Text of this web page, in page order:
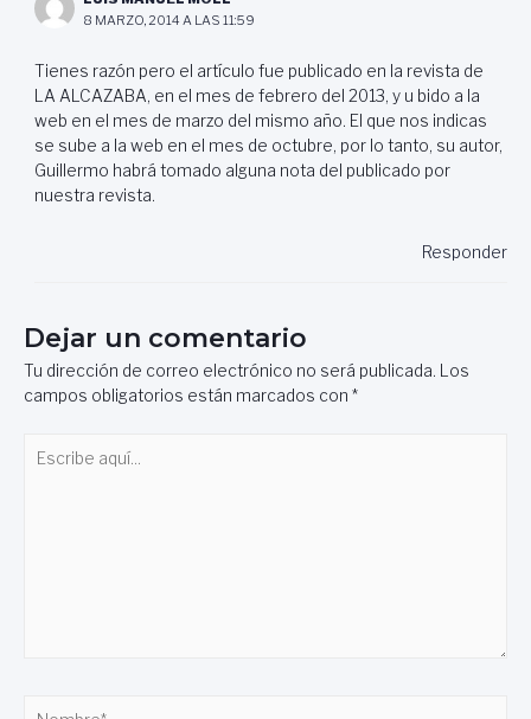
8 MARZO, 2014 A LAS 11:59
Tienes razón pero el artículo fue publicado en la revista de
LA ALCAZABA, en el mes de febrero del 2013, y u bido a la
web en el mes de marzo del mismo año. El que nos indicas
se sube a la web en el mes de octubre, por lo tanto, su autor,
Guillermo habrá tomado alguna nota del publicado por
nuestra revista.
Responder
Dejar un comentario
Tu dirección de correo electrónico no será publicada. Los
campos obligatorios están marcados con *
aquí...